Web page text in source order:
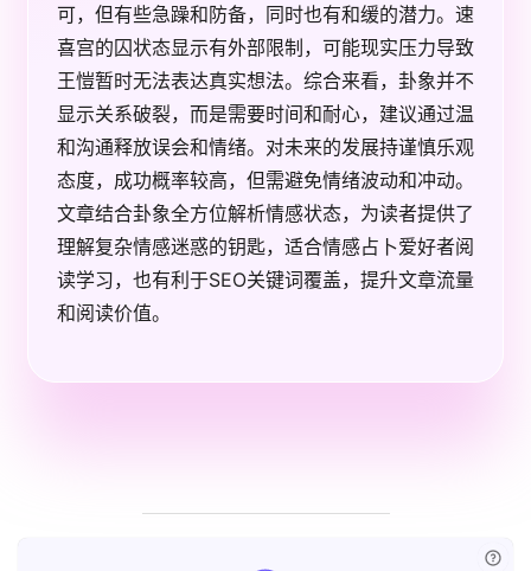
可，但有些急躁和防备，同时也有和缓的潜力。速
喜宫的囚状态显示有外部限制，可能现实压力导致
王愷暂时无法表达真实想法。综合来看，卦象并不
显示关系破裂，而是需要时间和耐心，建议通过温
和沟通释放误会和情绪。对未来的发展持谨慎乐观
态度，成功概率较高，但需避免情绪波动和冲动。
文章结合卦象全方位解析情感状态，为读者提供了
理解复杂情感迷惑的钥匙，适合情感占卜爱好者阅
读学习，也有利于SEO关键词覆盖，提升文章流量
和阅读价值。